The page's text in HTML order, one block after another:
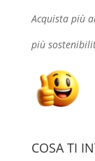
Acquista più
più
COSA TI